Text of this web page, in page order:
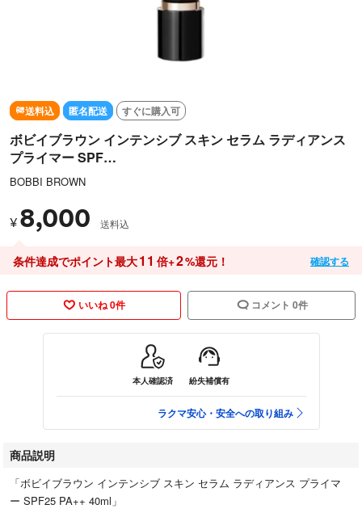
送料込 匿名配送 すぐに購入可
ボビイブラウン インテンシブ スキン セラム ラディアンス
プライマー SPF…
BOBBI BROWN
¥ 8,000 送料込
条件達成でポイント最大11 倍+2%還元！ 確認する
いいね 0件 コメント 0件
本人確認済 紛失補償有
ラクマ安心・安全への取り組み
商品説明
「ボビイブラウン インテンシブ スキン セラム ラディアンス プライマ
ー SPF25 PA++ 40ml」